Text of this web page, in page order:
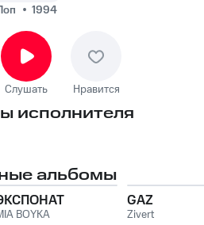
1994
Слушать Нравится
исполнителя
альбомы
BOYKA
GAZ
Zivert